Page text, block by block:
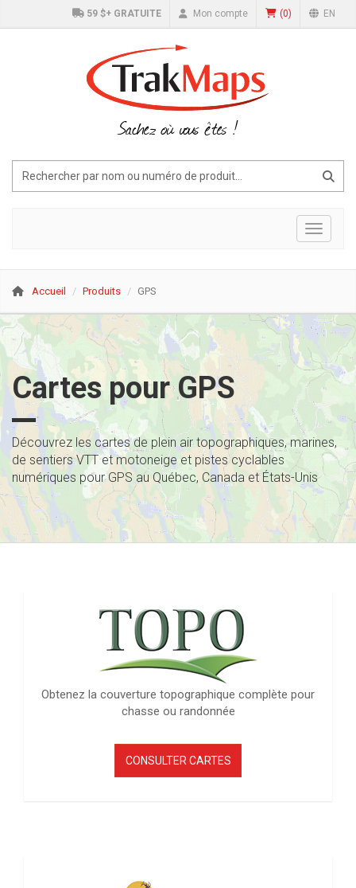
59 $+ GRATUITE Mon compte (0) EN
Sachez où vous êtes !
Accueil Produits GPS
Cartes pour GPS
Découvrez les cartes de plein air topographiques, marines,
de sentiers VTT et motoneige et pistes cyclables
numériques pour GPS au Québec, Canada et États-Unis
Obtenez la couverture topographique complète pour
chasse ou randonnée
CONSULTER CARTES